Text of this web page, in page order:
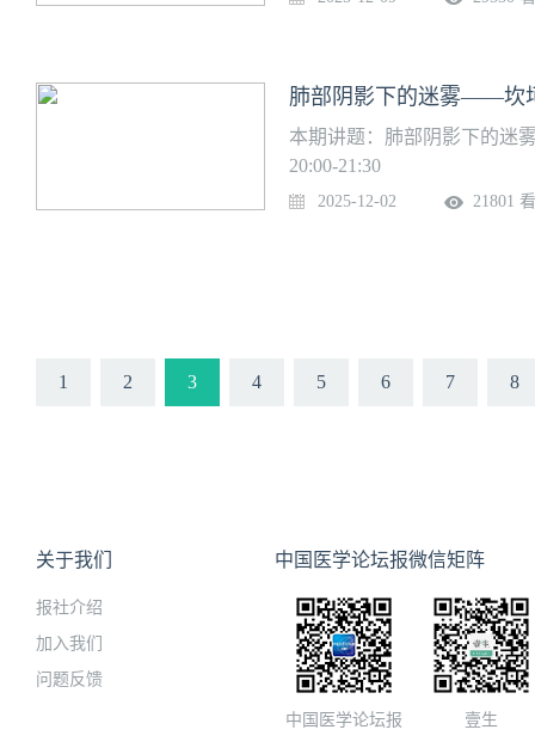
肺部阴影下的迷雾——坎
本期讲题：肺部阴影下的迷
20:00-21:30
2025-12-02 21801
1 2 3 4 5 6 7 8
关于我们
报社介绍
加入我们
问题反馈
中国医学论坛报微信矩阵
中国医学论坛报 壹生